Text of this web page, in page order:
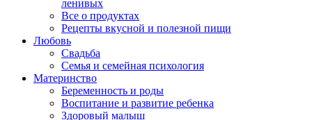
ленивых
Все о продуктах
Рецепты вкусной и полезной пищи
Любовь
Свадьба
Семья и семейная психология
Материнство
Беременность и роды
Воспитание и развитие ребенка
Здоровый малыш